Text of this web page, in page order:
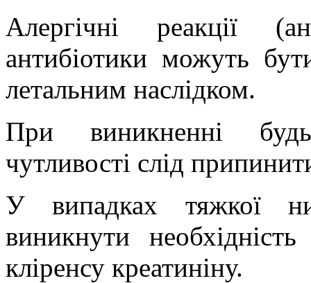
Алергічні реакції
антибіотики можуть
летальним наслідком.
При виникненні
чутливості слід
У випадках тяжкої
виникнути
кліренсу креатиніну.